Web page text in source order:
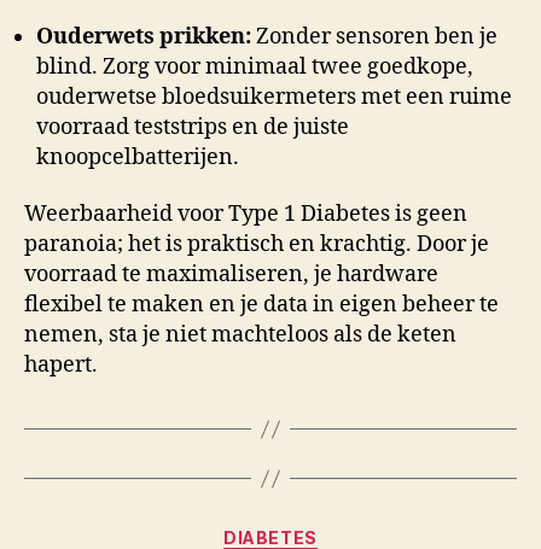
Ouderwets prikken:Zonder sensoren ben je
blind. Zorg voor minimaal twee goedkope,
ouderwetse bloedsuikermeters met een ruime
voorraad teststrips en de juiste
knoopcelbatterijen.
Weerbaarheid voor Type 1 Diabetes is geen
paranoia; het is praktisch en krachtig. Door je
voorraad te maximaliseren, je hardware
flexibel te maken en je data in eigen beheer te
nemen, sta je niet machteloos als de keten
hapert.
Categorieën
DIABETES